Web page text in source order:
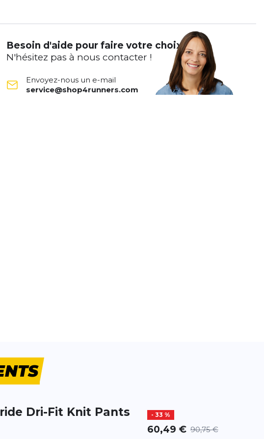
Besoin d'aide pour faire votre choix ?
N'hésitez pas à nous contacter !
Envoyez-nous un e-mail
service@shop4runners.com
Dri-Fit Knit Pants - 33 %
60,49 € 90,75 €